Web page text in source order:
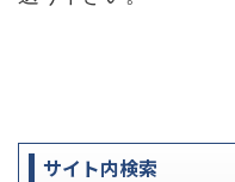
サイト内検索